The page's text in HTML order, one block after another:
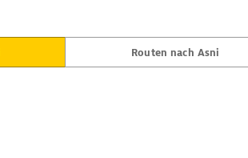
Routen nach Asni